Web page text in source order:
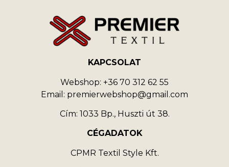
KAPCSOLAT
Webshop: +36 70 312 62 55
Email: premierwebshop@gmail.com
Cím: 1033 Bp., Huszti út 38.
CÉGADATOK
CPMR Textil Style Kft.